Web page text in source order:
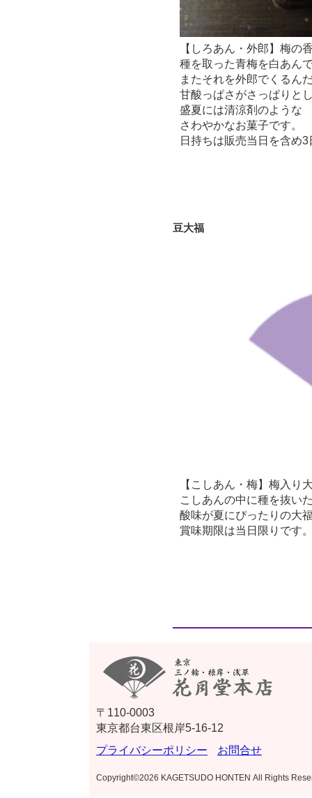
【しろあん・ 外郎】梅の
種を取った青梅を白あん
またそれを外郎でくるん
甘酸っぱさがさっぱりと
盛夏には清涼剤のような
さわやかなお菓子です。
日持ちは販売当日を含め
豆大福
【こしあん・梅】梅入り
こしあんの中に種を抜い
酸味が夏にぴったりの大
賞味期限は当日限りです
〒110-0003
東京都台東区根岸5-16-12
プライバシーポリシー
お問合せ
Copyright©2026 KAGETSUDO HONTEN All Rights